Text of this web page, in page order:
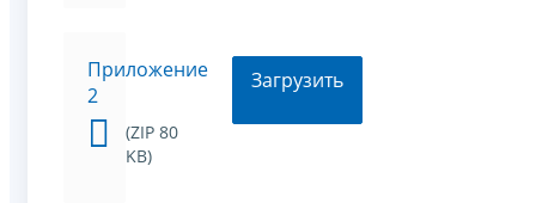
Приложение
2
(ZIP 80
KB)
Загрузить